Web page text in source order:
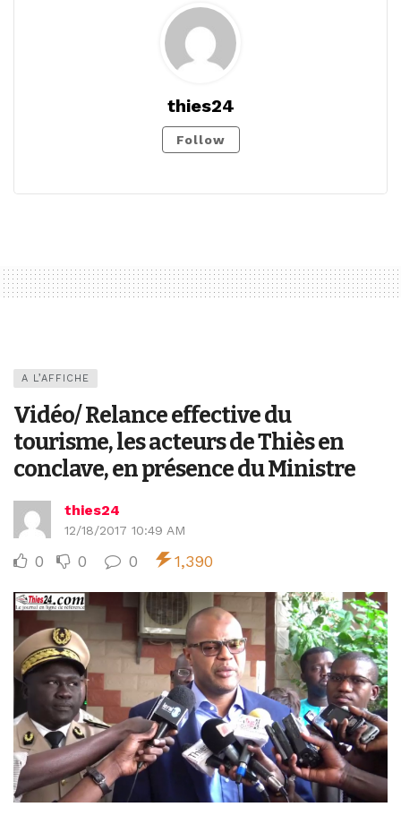
thies24
Follow
A L’AFFICHE
Vidéo/ Relance effective du
tourisme, les acteurs de Thiès en
conclave, en présence du Ministre
thies24
12/18/2017 10:49 AM
0 0 0 1,390